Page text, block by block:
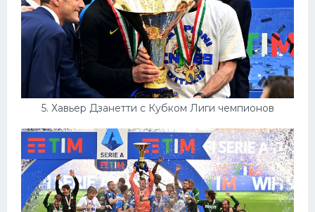
5. Хавьер Дзанетти с Кубком Лиги чемпионов